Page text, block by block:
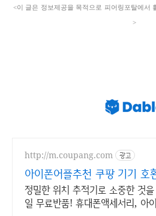
<이 글은 정보제공을 목적으로 피어링포탈에서
>
http://m.coupang.com 광고
아이폰어플추천 쿠팡 기기 호
정밀한 위치 추적기로 소중한 것
일 무료반품! 휴대폰액세서리, 아